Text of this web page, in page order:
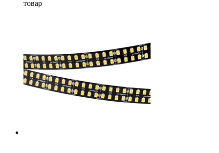
товар